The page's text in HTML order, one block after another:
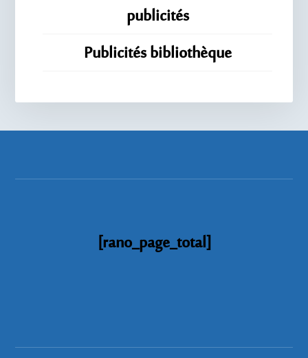
publicités
Publicités bibliothèque
[rano_page_total]